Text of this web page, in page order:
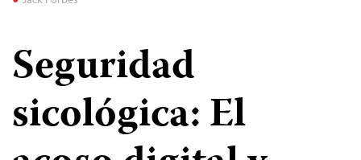
Seguridad
sicológica: El